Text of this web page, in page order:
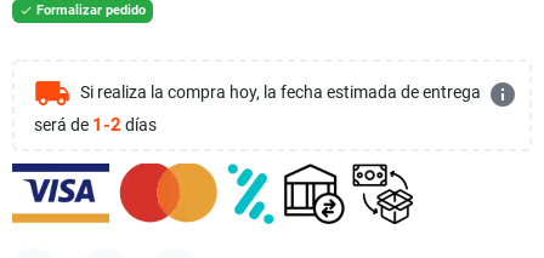
 Formalizar pedido
local_shipping Si realiza la compra hoy, la fecha estimada de entrega
será de 1-2 días
info